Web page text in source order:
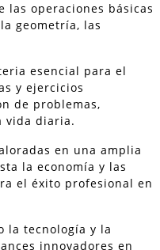
las operaciones básicas
geometría, las
esencial para el
y ejercicios
de problemas,
vida diaria.
en una amplia
la economía y las
el éxito profesional en
la tecnología y la
innovadores en